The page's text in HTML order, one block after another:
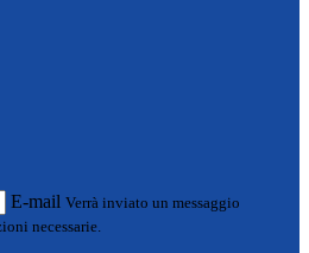
E-mail Verrà inviato un messaggio
necessarie.